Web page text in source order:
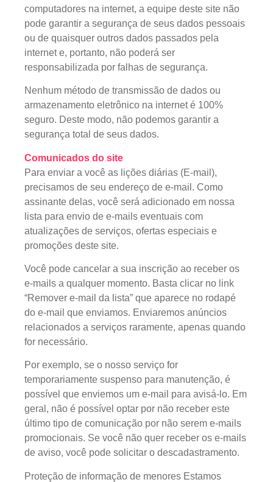
computadores na internet, a equipe deste site não
pode garantir a segurança de seus dados pessoais
ou de quaisquer outros dados passados pela
internet e, portanto, não poderá ser
responsabilizada por falhas de segurança.
Nenhum método de transmissão de dados ou
armazenamento eletrônico na internet é 100%
seguro. Deste modo, não podemos garantir a
segurança total de seus dados.
Comunicados do site
Para enviar a você as lições diárias (E-mail),
precisamos de seu endereço de e-mail. Como
assinante delas, você será adicionado em nossa
lista para envio de e-mails eventuais com
atualizações de serviços, ofertas especiais e
promoções deste site.
Você pode cancelar a sua inscrição ao receber os
e-mails a qualquer momento. Basta clicar no link
“Remover e-mail da lista” que aparece no rodapé
do e-mail que enviamos. Enviaremos anúncios
relacionados a serviços raramente, apenas quando
for necessário.
Por exemplo, se o nosso serviço for
temporariamente suspenso para manutenção, é
possível que enviemos um e-mail para avisá-lo. Em
geral, não é possível optar por não receber este
último tipo de comunicação por não serem e-mails
promocionais. Se você não quer receber os e-mails
de aviso, você pode solicitar o descadastramento.
Proteção de informação de menores Estamos